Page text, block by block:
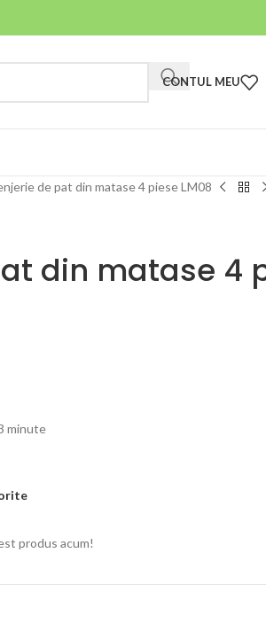
CONTUL MEU
de pat din matase 4 piese LM08
din matase 4
minute
produs acum!